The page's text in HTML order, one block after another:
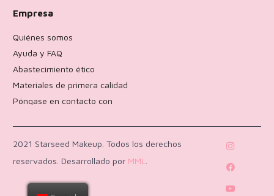
Empresa
Quiénes somos
Ayuda y FAQ
Abastecimiento ético
Materiales de primera calidad
Póngase en contacto con
2021 Starseed Makeup. Todos los derechos
reservados. Desarrollado por MML